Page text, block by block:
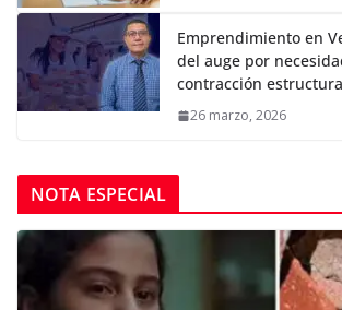
Emprendimiento en
del auge por
contracción
26 marzo, 2026
NOTA ESPECIAL